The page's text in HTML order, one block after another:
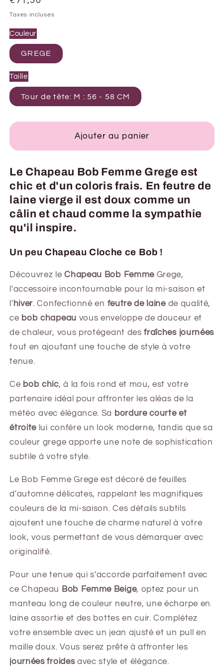
habituel
Taxes incluses
Couleur
GREGE
Taille
Tour de tête: M : 56 - 58 CM
Ajouter au panier
Le Chapeau Bob Femme Grege est
chic et d'un coloris frais. En feutre de
laine vierge il est doux comme un
câlin et chaud comme la sympathie
qu'il inspire.
Un peu Chapeau Cloche ce Bob !
Découvrez le Chapeau Bob FemmeGrege,
l'accessoire incontournable pour la mi-saison et
l' hiver. Confectionné en feutre de lainede qualité,
ce bob chapeau vous enveloppe de douceur et
de chaleur, vous protégeant desfraîches journées
tout en ajoutant une touche de style à votre
tenue.
Ce bob chic, à la fois rond et mou, est votre
partenaire idéal pour affronter les aléas de la
météo avec élégance. Sa bordure courte et
étroite lui confère un look moderne, tandis que sa
couleur grege apporte une note de sophistication
subtile à votre style.
Le Bob Femme Grege est décoré de feuilles
d'automne délicates, rappelant les magnifiques
couleurs de la mi-saison. Ces détails subtils
ajoutent une touche de charme naturel à votre
look, vous permettant de vous démarquer avec
originalité.
Pour une tenue qui s'accorde parfaitement avec
ce Chapeau Bob Femme Beige, optez pour un
manteau long de couleur neutre, une écharpe en
laine assortie et des bottes en cuir. Complétez
votre ensemble avec un jean ajusté et un pull en
maille doux. Vous serez prête à affronter les
journées froidesavec style et élégance.